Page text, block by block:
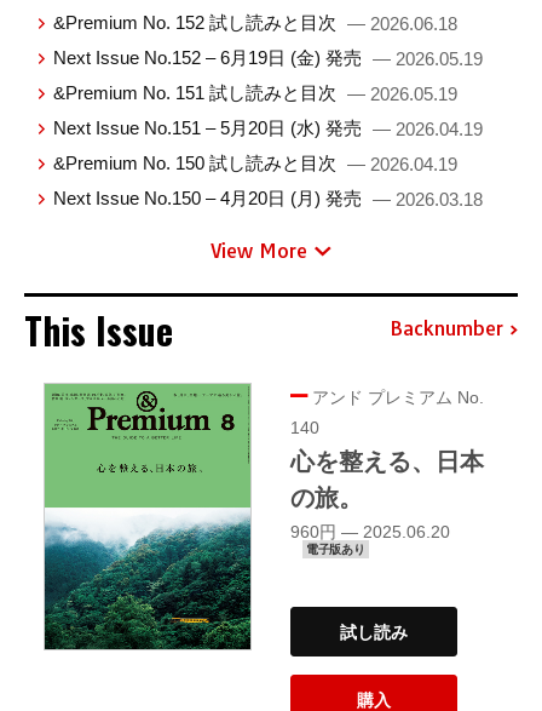
&Premium No. 152 試し読みと目次 — 2026.06.18
Next Issue No.152 – 6月19日 (金) 発売 — 2026.05.19
&Premium No. 151 試し読みと目次 — 2026.05.19
Next Issue No.151 – 5月20日 (水) 発売 — 2026.04.19
&Premium No. 150 試し読みと目次 — 2026.04.19
Next Issue No.150 – 4月20日 (月) 発売 — 2026.03.18
View More
This Issue Backnumber
アンド プレミアム No.
140
心を整える、日本
の旅。
960円 — 2025.06.20
電子版あり
試し読み
購入